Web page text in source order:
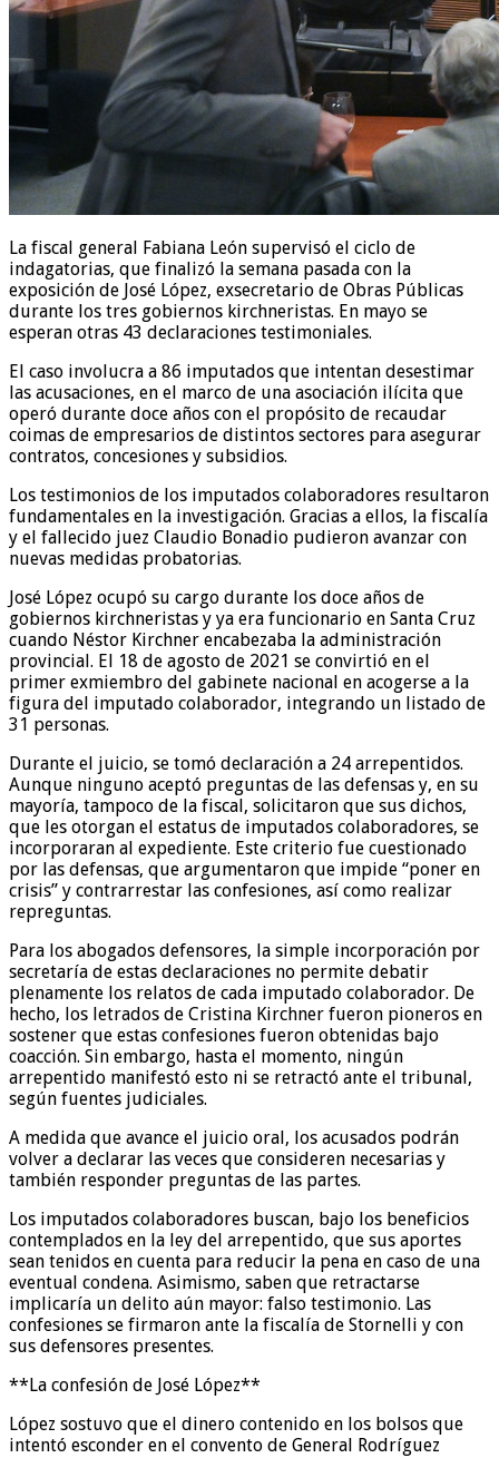
La fiscal general Fabiana León supervisó el ciclo de
indagatorias, que finalizó la semana pasada con la
exposición de José López, exsecretario de Obras Públicas
durante los tres gobiernos kirchneristas. En mayo se
esperan otras 43 declaraciones testimoniales.
El caso involucra a 86 imputados que intentan desestimar
las acusaciones, en el marco de una asociación ilícita que
operó durante doce años con el propósito de recaudar
coimas de empresarios de distintos sectores para asegurar
contratos, concesiones y subsidios.
Los testimonios de los imputados colaboradores resultaron
fundamentales en la investigación. Gracias a ellos, la fiscalía
y el fallecido juez Claudio Bonadio pudieron avanzar con
nuevas medidas probatorias.
José López ocupó su cargo durante los doce años de
gobiernos kirchneristas y ya era funcionario en Santa Cruz
cuando Néstor Kirchner encabezaba la administración
provincial. El 18 de agosto de 2021 se convirtió en el
primer exmiembro del gabinete nacional en acogerse a la
figura del imputado colaborador, integrando un listado de
31 personas.
Durante el juicio, se tomó declaración a 24 arrepentidos.
Aunque ninguno aceptó preguntas de las defensas y, en su
mayoría, tampoco de la fiscal, solicitaron que sus dichos,
que les otorgan el estatus de imputados colaboradores, se
incorporaran al expediente. Este criterio fue cuestionado
por las defensas, que argumentaron que impide “poner en
crisis” y contrarrestar las confesiones, así como realizar
repreguntas.
Para los abogados defensores, la simple incorporación por
secretaría de estas declaraciones no permite debatir
plenamente los relatos de cada imputado colaborador. De
hecho, los letrados de Cristina Kirchner fueron pioneros en
sostener que estas confesiones fueron obtenidas bajo
coacción. Sin embargo, hasta el momento, ningún
arrepentido manifestó esto ni se retractó ante el tribunal,
según fuentes judiciales.
A medida que avance el juicio oral, los acusados podrán
volver a declarar las veces que consideren necesarias y
también responder preguntas de las partes.
Los imputados colaboradores buscan, bajo los beneficios
contemplados en la ley del arrepentido, que sus aportes
sean tenidos en cuenta para reducir la pena en caso de una
eventual condena. Asimismo, saben que retractarse
implicaría un delito aún mayor: falso testimonio. Las
confesiones se firmaron ante la fiscalía de Stornelli y con
sus defensores presentes.
**La confesión de José López**
López sostuvo que el dinero contenido en los bolsos que
intentó esconder en el convento de General Rodríguez